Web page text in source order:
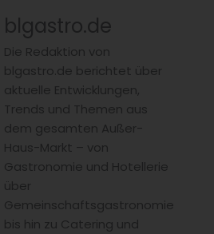
blgastro.de
Die Redaktion von
blgastro.de berichtet über
aktuelle Entwicklungen,
Trends und Themen aus
dem gesamten Außer-
Haus-Markt – von
Gastronomie und Hotellerie
über
Gemeinschaftsgastronomie
bis hin zu Catering und